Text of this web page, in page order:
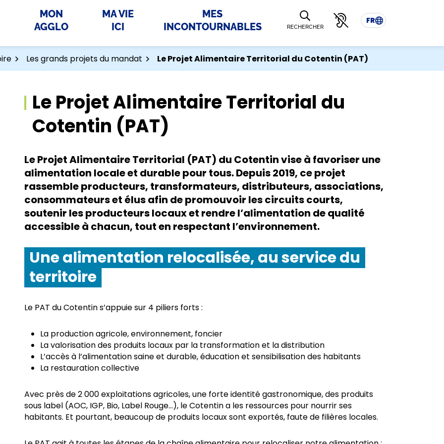
MON
AGGLO
MA VIE
ICI
MES
INCONTOURNABLES
RECHERCHER
FR
Les grands projets du mandat Le Projet Alimentaire Territorial du Cotentin (PAT)
Le Projet Alimentaire Territorial du
Cotentin (PAT)
Le Projet Alimentaire Territorial (PAT) du Cotentin vise à favoriser une
alimentation locale et durable pour tous. Depuis 2019, ce projet
rassemble producteurs, transformateurs, distributeurs, associations,
consommateurs et élus afin de promouvoir les circuits courts,
soutenir les producteurs locaux et rendre l’alimentation de qualité
accessible à chacun, tout en respectant l’environnement.
Une alimentation relocalisée, au service du
territoire
Le PAT du Cotentin s’appuie sur 4 piliers forts :
La production agricole, environnement, foncier
La valorisation des produits locaux par la transformation et la distribution
L’accès à l’alimentation saine et durable, éducation et sensibilisation des habitants
La restauration collective
Avec près de 2 000 exploitations agricoles, une forte identité gastronomique, des produits
sous label (AOC, IGP, Bio, Label Rouge…), le Cotentin a les ressources pour nourrir ses
habitants. Et pourtant, beaucoup de produits locaux sont exportés, faute de filières locales.